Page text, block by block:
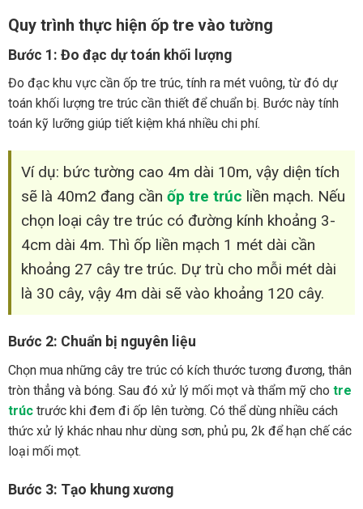
Quy trình thực hiện ốp tre vào tường
Bước 1: Đo đạc dự toán khối lượng
Đo đạc khu vực cần ốp tre trúc, tính ra mét vuông, từ đó dự
toán khối lượng tre trúc cần thiết để chuẩn bị. Bước này tính
toán kỹ lưỡng giúp tiết kiệm khá nhiều chi phí.
Ví dụ: bức tường cao 4m dài 10m, vậy diện tích
sẽ là 40m2 đang cần ốp tre trúc liền mạch. Nếu
chọn loại cây tre trúc có đường kính khoảng 3-
4cm dài 4m. Thì ốp liền mạch 1 mét dài cần
khoảng 27 cây tre trúc. Dự trù cho mỗi mét dài
là 30 cây, vậy 4m dài sẽ vào khoảng 120 cây.
Bước 2: Chuẩn bị nguyên liệu
Chọn mua những cây tre trúc có kích thước tương đương, thân
tròn thẳng và bóng. Sau đó xử lý mối mọt và thẩm mỹ cho tre
trúc trước khi đem đi ốp lên tường. Có thể dùng nhiều cách
thức xử lý khác nhau như dùng sơn, phủ pu, 2k để hạn chế các
loại mối mọt.
Bước 3: Tạo khung xương